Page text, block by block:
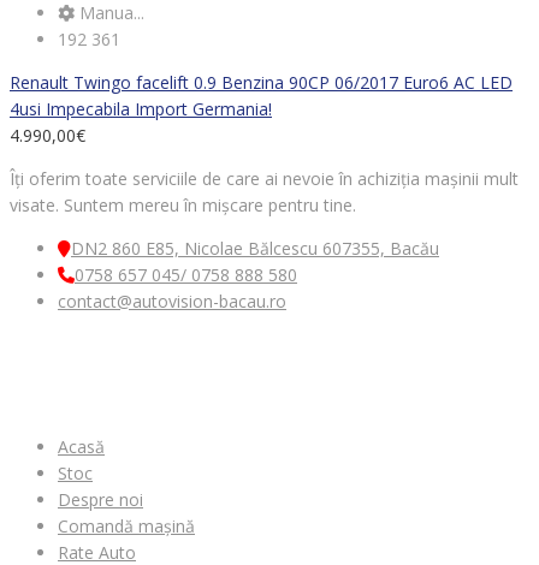
Manua...
192 361
Renault Twingo facelift 0.9 Benzina 90CP 06/2017 Euro6 AC LED
4usi Impecabila Import Germania!
4.990,00€
Îți oferim toate serviciile de care ai nevoie în achiziția mașinii mult
visate. Suntem mereu în mișcare pentru tine.
DN2 860 E85, Nicolae Bălcescu 607355, Bacău
0758 657 045/ 0758 888 580
contact@autovision-bacau.ro
Acasă
Stoc
Despre noi
Comandă mașină
Rate Auto